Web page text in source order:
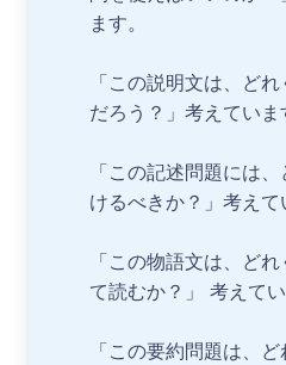
ます。
「この説明文は、ど
だろう？」考えていま
「この記述問題には
けるべきか？」考えて
「この物語文は、ど
て読むか？」 考えてい
「この要約問題は、